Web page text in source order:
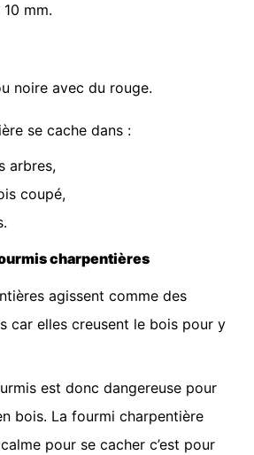
mm.
noire avec du rouge.
se cache dans :
arbres,
coupé,
charpentières
agissent comme des
car elles creusent le bois pour y
est donc dangereuse pour
bois. La fourmi charpentière
pour se cacher c’est pour